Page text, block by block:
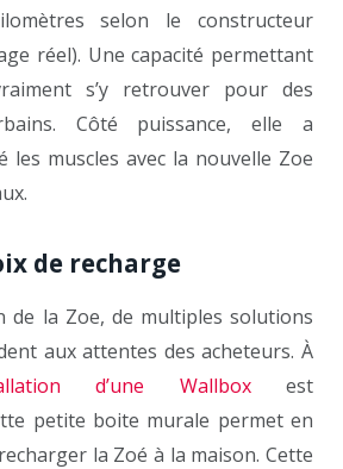
selon le constructeur
réel). Une capacité permettant
s’y retrouver pour des
Côté puissance, elle a
les muscles avec la nouvelle Zoe
de recharge
de la Zoe, de multiples solutions
aux attentes des acheteurs. À
d’une Wallboxest
petite boite murale permet en
la Zoé à la maison. Cette